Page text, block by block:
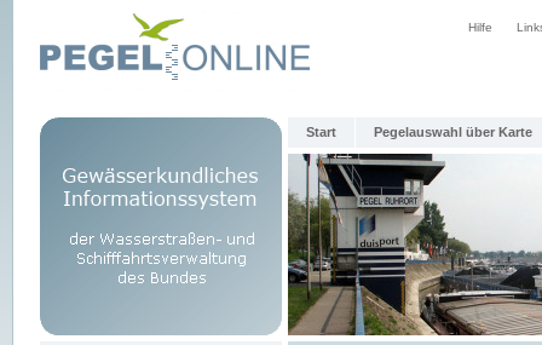
Hilfe
Start Pegelauswahl über Karte